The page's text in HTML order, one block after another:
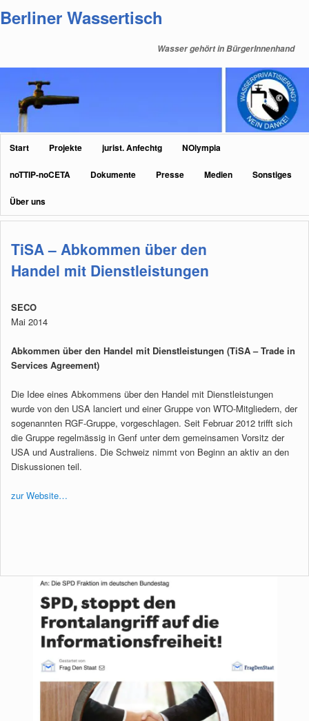
primären
sekundären
Berliner Wassertisch
Wasser gehört in BürgerInnenhand
Hauptmenü
Start Projekte jurist. Anfechtg NOlympia
noTTIP-noCETA Dokumente Presse Medien Sonstiges
Über uns
TiSA – Abkommen über den
Handel mit Dienstleistungen
SECO
Mai 2014
Abkommen über den Handel mit Dienstleistungen (TiSA – Trade in
Services Agreement)
Die Idee eines Abkommens über den Handel mit Dienstleistungen
wurde von den USA lanciert und einer Gruppe von WTO-Mitgliedern, der
sogenannten RGF-Gruppe, vorgeschlagen. Seit Februar 2012 trifft sich
die Gruppe regelmässig in Genf unter dem gemeinsamen Vorsitz der
USA und Australiens. Die Schweiz nimmt von Beginn an aktiv an den
Diskussionen teil.
zur Website…